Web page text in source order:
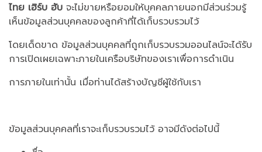
ไทย เฮิร์บ ฮับ จะไม่ขายหรือยอมให้บุคคลภายนอกมีส่วนร่วมรู้
เห็นข้อมูลส่วนบุคคลของลูกค้าที่ได้เก็บรวบรวมไว้
โดยเด็ดขาด ข้อมูลส่วนบุคคลที่ถูกเก็บรวบรวมออนไลน์จะได้รับ
การเปิดเผยเฉพาะภายในเครือบริษัทของเราเพื่อการดำเนิน
การภายในเท่านั้น เมื่อท่านได้สร้างบัญชีผู้ใช้กับเรา
ข้อมูลส่วนบุคคลที่เราจะเก็บรวบรวมไว้ อาจมีดังต่อไปนี้